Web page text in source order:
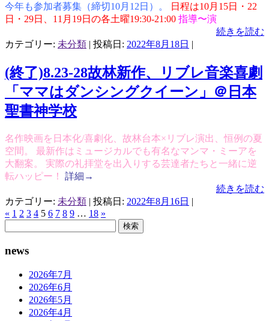
今年も参加者募集（締切10月12日）。
日程は10月15日・22
日・29日、11月19日の各土曜19:30-21:00 指導〜演
続きを読む
カテゴリー: 未分類 | 投稿日: 2022年8月18日 |
(終了)8.23-28故林新作、リブレ音楽喜劇
「ママはダンシングクイーン」＠日本
聖書神学校
名作映画を日本化/喜劇化、故林台本×リブレ演出、恒例の夏
空間。 最新作はミュージカルでも有名なマンマ・ミーアを
大翻案。 実際の礼拝堂を出入りする芸達者たちと一緒に逆
転ハッピー！ 詳細→
続きを読む
カテゴリー: 未分類 | 投稿日: 2022年8月16日 |
« 1 2 3 4 5 6 7 8 9 … 18 »
news
2026年7月
2026年6月
2026年5月
2026年4月